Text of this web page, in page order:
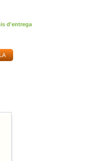
d'entrega